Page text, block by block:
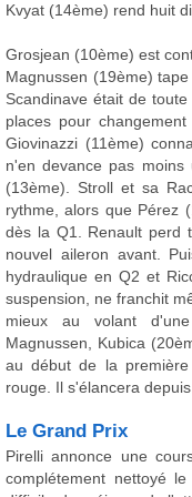
Kvyat (14ème) rend huit
Grosjean (10ème) est
Magnussen (19ème)
Scandinave était de
places pour
Giovinazzi (11ème)
n'en devance pas moins
(13ème). Stroll et sa
rythme, alors que Pérez
dès la Q1. Renault perd
nouvel aileron avant.
hydraulique en Q2 et
suspension, ne franchit
mieux au volant
Magnussen, Kubica
au début de la
rouge. Il s'élancera
Le Grand Prix
Pirelli annonce une
complétement nettoyé